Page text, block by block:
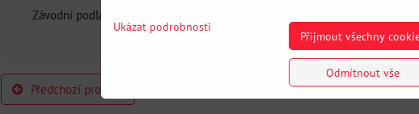
Závodní podlaha BMW E81 E82 E87 E88 Závodní podlaha BMW E81
Předchozí produkt
Ukázat podrobnosti
Přijmout všechny
Odmítnout vše